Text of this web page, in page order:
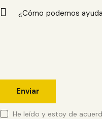
He leído y estoy de